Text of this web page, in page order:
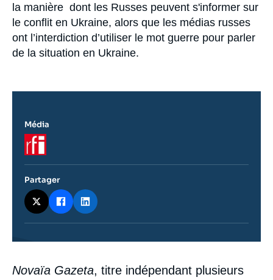
la manière dont les Russes peuvent s'informer sur
le conflit en Ukraine, alors que les médias russes
ont l’interdiction d’utiliser le mot guerre pour parler
de la situation en Ukraine.
Contenu
intervention
Novaïa Gazeta, titre indépendant plusieurs
Média
Logo
Partager